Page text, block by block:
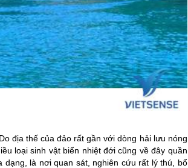
địa thế của đảo rất gần với dòng hải lưu nóng
loại sinh vật biển nhiệt đới cũng về đây quần
là nơi quan sát, nghiên cứu rất lý thú, bổ